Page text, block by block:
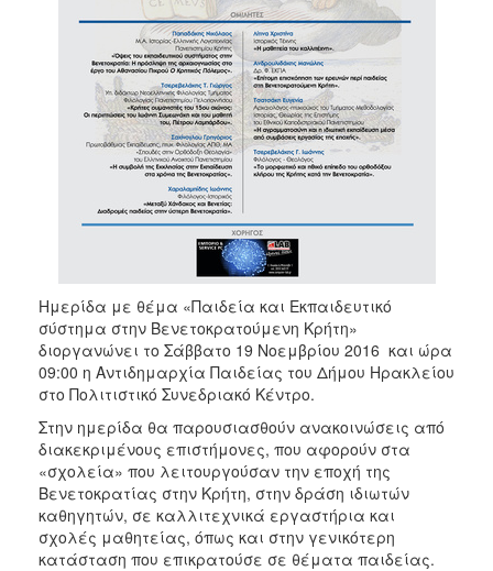
ΠΟΛΙΤΙΣΜΟΣ
ΑΝΘΕΚΤΙΚΗ
Ημερίδα με θέμα «Παιδεία και Εκπαιδευτικό
σύστημα στην Βενετοκρατούμενη Κρήτη»
διοργανώνει το Σάββατο 19 Νοεμβρίου 2016 και ώρα
09:00 η Αντιδημαρχία Παιδείας του Δήμου Ηρακλείου
στο Πολιτιστικό Συνεδριακό Κέντρο.
Στην ημερίδα θα παρουσιασθούν ανακοινώσεις από
διακεκριμένους επιστήμονες, που αφορούν στα
«σχολεία» που λειτουργούσαν την εποχή της
Βενετοκρατίας στην Κρήτη, στην δράση ιδιωτών
καθηγητών, σε καλλιτεχνικά εργαστήρια και
σχολές μαθητείας, όπως και στην γενικότερη
κατάσταση που επικρατούσε σε θέματα παιδείας.